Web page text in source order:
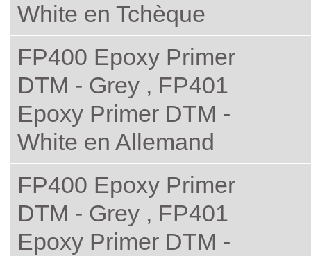
White en Tchèque
FP400 Epoxy Primer
DTM - Grey , FP401
Epoxy Primer DTM -
White en Allemand
FP400 Epoxy Primer
DTM - Grey , FP401
Epoxy Primer DTM -